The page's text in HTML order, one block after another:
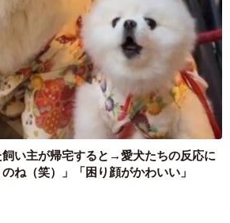
い主が帰宅すると→愛犬たちの反応に
ね（笑）」「困り顔がかわいい」